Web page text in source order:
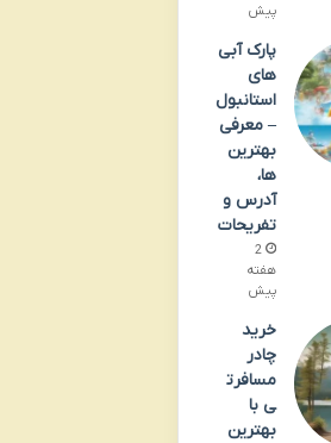
پیش
پارک آبی
های
استانبول
– معرفی
بهترین
ها،
آدرس و
تفریحات
2
هفته
پیش
خرید
چادر
مسافرت
ی با
بهترین